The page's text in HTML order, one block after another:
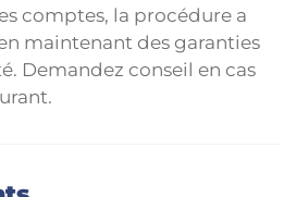
comptes, la procédure a
maintenant des garanties
Demandez conseil en cas